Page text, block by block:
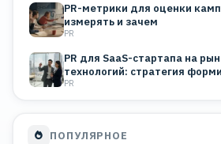
PR-метрики для оценки
измерять и зачем
PR
PR для SaaS-стартапа на
технологий: стратегия
B2B-клиентов
PR
ПОПУЛЯРНОЕ